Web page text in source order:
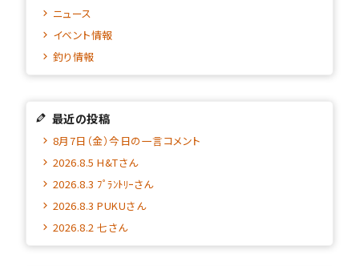
ニュース
イベント情報
釣り情報
最近の投稿
8月7日（金）今日の一言コメント
2026.8.5 H&Tさん
2026.8.3 ﾌﾟﾗﾝﾄﾘｰさん
2026.8.3 PUKUさん
2026.8.2 七さん